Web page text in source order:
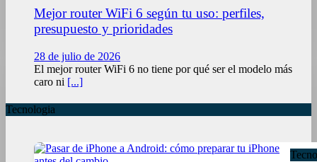
Mejor router WiFi 6 según tu uso: perfiles,
presupuesto y prioridades
28 de julio de 2026
El mejor router WiFi 6 no tiene por qué ser el modelo más
caro ni [...]
Tecnologia